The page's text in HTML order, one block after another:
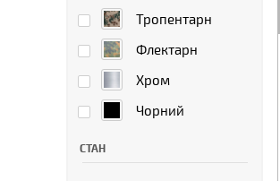
Тропентарн
Флектарн
Хром
Чорний
СТАН